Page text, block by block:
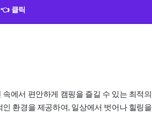
클릭
에서 편안하게 캠핑을 즐길 수 있는 최적의
환경을 제공하여, 일상에서 벗어나 힐링을